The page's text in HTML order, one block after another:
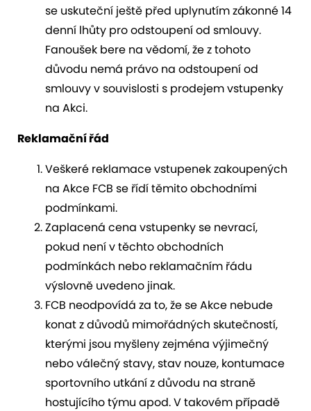
se uskuteční ještě před uplynutím zákonné 14
denní lhůty pro odstoupení od smlouvy.
Fanoušek bere na vědomí, že z tohoto
důvodu nemá právo na odstoupení od
smlouvy v souvislosti s prodejem vstupenky
na Akci.
Reklamační řád
Veškeré reklamace vstupenek zakoupených
na Akce FCB se řídí těmito obchodními
podmínkami.
Zaplacená cena vstupenky se nevrací,
pokud není v těchto obchodních
podmínkách nebo reklamačním řádu
výslovně uvedeno jinak.
FCB neodpovídá za to, že se Akce nebude
konat z důvodů mimořádných skutečností,
kterými jsou myšleny zejména výjimečný
nebo válečný stavy, stav nouze, kontumace
sportovního utkání z důvodu na straně
hostujícího týmu apod. V takovém případě